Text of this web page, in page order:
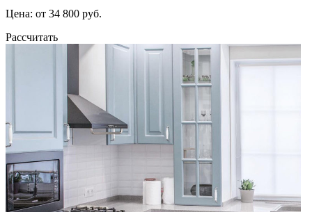
Цена: от 34 800 руб.
Рассчитать